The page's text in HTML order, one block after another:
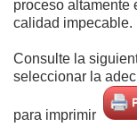
proceso altamente
calidad impecable.
Consulte la
seleccionar la
para imprimir